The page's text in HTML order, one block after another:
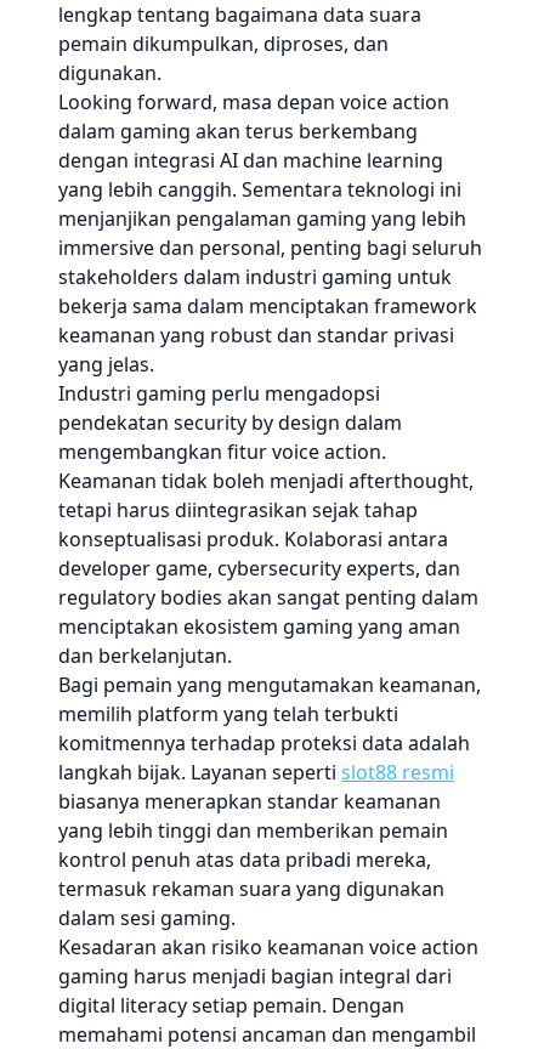
lengkap tentang bagaimana data suara
pemain dikumpulkan, diproses, dan
digunakan.
Looking forward, masa depan voice action
dalam gaming akan terus berkembang
dengan integrasi AI dan machine learning
yang lebih canggih. Sementara teknologi ini
menjanjikan pengalaman gaming yang lebih
immersive dan personal, penting bagi seluruh
stakeholders dalam industri gaming untuk
bekerja sama dalam menciptakan framework
keamanan yang robust dan standar privasi
yang jelas.
Industri gaming perlu mengadopsi
pendekatan security by design dalam
mengembangkan fitur voice action.
Keamanan tidak boleh menjadi afterthought,
tetapi harus diintegrasikan sejak tahap
konseptualisasi produk. Kolaborasi antara
developer game, cybersecurity experts, dan
regulatory bodies akan sangat penting dalam
menciptakan ekosistem gaming yang aman
dan berkelanjutan.
Bagi pemain yang mengutamakan keamanan,
memilih platform yang telah terbukti
komitmennya terhadap proteksi data adalah
langkah bijak. Layanan seperti slot88 resmi
biasanya menerapkan standar keamanan
yang lebih tinggi dan memberikan pemain
kontrol penuh atas data pribadi mereka,
termasuk rekaman suara yang digunakan
dalam sesi gaming.
Kesadaran akan risiko keamanan voice action
gaming harus menjadi bagian integral dari
digital literacy setiap pemain. Dengan
memahami potensi ancaman dan mengambil